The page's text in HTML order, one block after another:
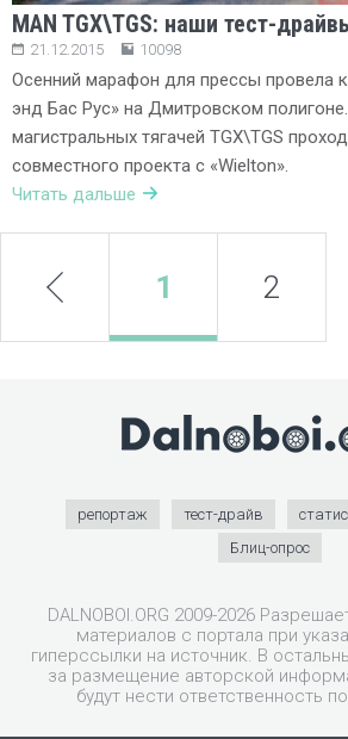
MAN TGX\TGS: наши тест-
21.12.2015 10098
Осенний марафон для прессы провела
энд Бас Рус» на Дмитровском
магистральных тягачей TGX\TGS
совместного проекта с «Wielton».
Читать дальше
prev 1 2
репортаж тест-драйв
Блиц-опрос
DALNOBOI.ORG 2009-2026
материалов с портала при
гиперссылки на источник. В
за размещение авторской
будут нести ответственность